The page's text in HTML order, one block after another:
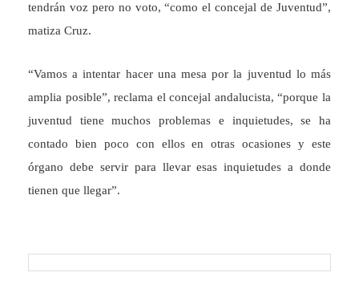
tendrán voz pero no voto, “como el concejal de Juventud”,
matiza Cruz.
“Vamos a intentar hacer una mesa por la juventud lo más
amplia posible”, reclama el concejal andalucista, “porque la
juventud tiene muchos problemas e inquietudes, se ha
contado bien poco con ellos en otras ocasiones y este
órgano debe servir para llevar esas inquietudes a donde
tienen que llegar”.